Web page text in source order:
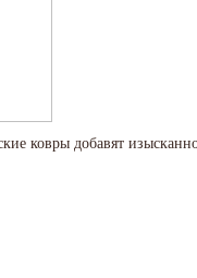
ковры добавят